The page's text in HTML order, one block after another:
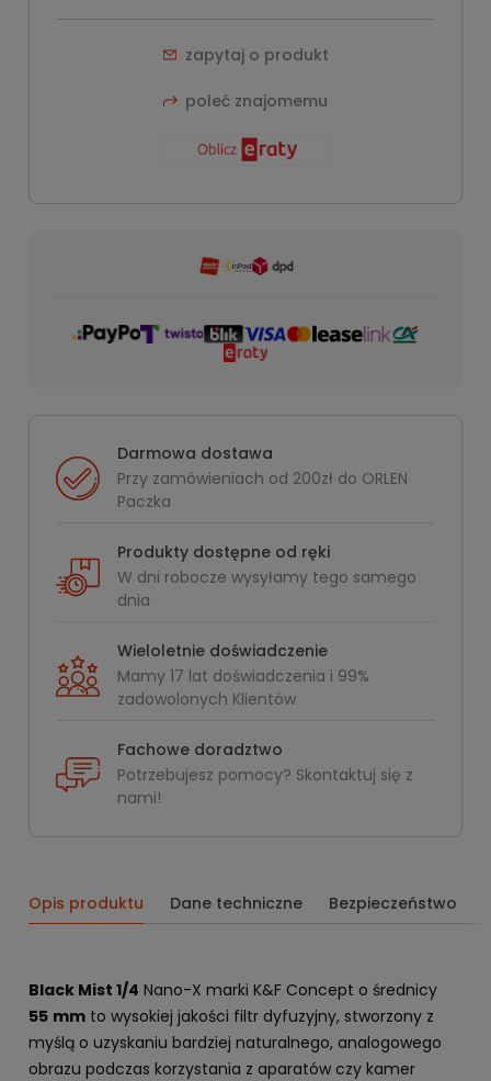
zapytaj o produkt
poleć znajomemu
Darmowa dostawa
Przy zamówieniach od 200zł do ORLEN
Paczka
Produkty dostępne od ręki
W dni robocze wysyłamy tego samego
dnia
Wieloletnie doświadczenie
Mamy 17 lat doświadczenia i 99%
zadowolonych Klientów
Fachowe doradztwo
Potrzebujesz pomocy? Skontaktuj się z
nami!
Opis produktu Dane techniczne Bezpieczeństwo
Black Mist 1/4 Nano-X marki K&F Concept o średnicy
55 mm to wysokiej jakości filtr dyfuzyjny, stworzony z
myślą o uzyskaniu bardziej naturalnego, analogowego
obrazu podczas korzystania z aparatów czy kamer